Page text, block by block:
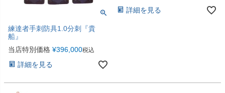
練達者手刺防具1.0分刺『貴
船』
当店特別価格 ¥396,000税込
詳細を見る
詳細を見る